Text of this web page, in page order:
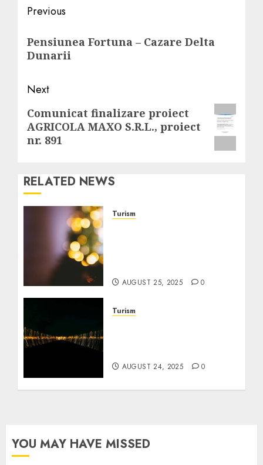
Post
navigation
Previous
post:
Pensiunea Fortuna – Cazare Delta
Dunarii
Next
Next
post:
Comunicat finalizare proiect
AGRICOLA MAXO S.R.L., proiect
nr. 891
RELATED NEWS
Turism
AUGUST 25, 2025 0
Turism
AUGUST 24, 2025 0
YOU MAY HAVE MISSED